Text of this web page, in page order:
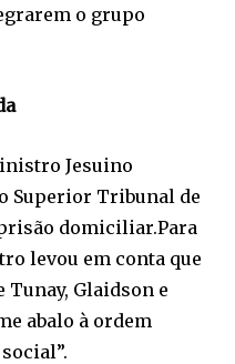
o grupo
Jesuino
Superior Tribunal de
domiciliar.Para
levou em conta que
Tunay, Glaidson e
abalo à ordem